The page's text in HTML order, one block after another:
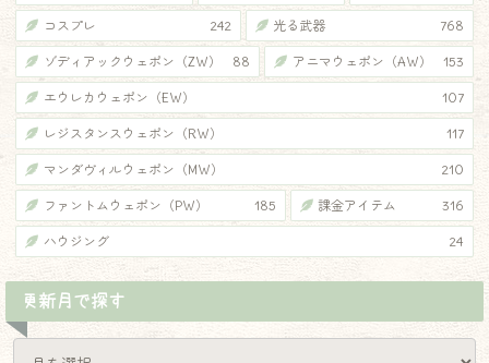
コスプレ 242 光る武器 768
ゾディアックウェポン（ZW） 88 アニマウェポン（AW） 153
エウレカウェポン（EW） 107
レジスタンスウェポン（RW） 117
マンダヴィルウェポン（MW） 210
ファントムウェポン（PW） 185 課金アイテム 316
ハウジング 24
更新月で探す